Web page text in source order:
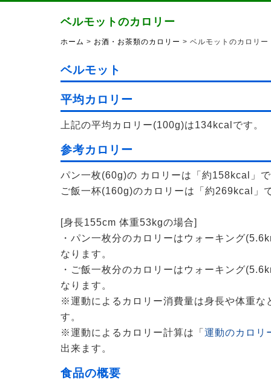
ベルモットのカロリー
ホーム > お酒・お茶類のカロリー > ベルモットのカロリー
ベルモット
平均カロリー
上記の平均カロリー(100g)は134kcalです。
参考カロリー
パン一枚(60g)の カロリーは「約158kcal」
ご飯一杯(160g)のカロリーは「約269kcal」
[身長155cm 体重53kgの場合]
・パン一枚分のカロリーはウォーキング
なります。
・ご飯一枚分のカロリーはウォーキング
なります。
※運動によるカロリー消費量は身長や体重な
す。
※運動によるカロリー計算は「運動のカロリ
出来ます。
食品の概要